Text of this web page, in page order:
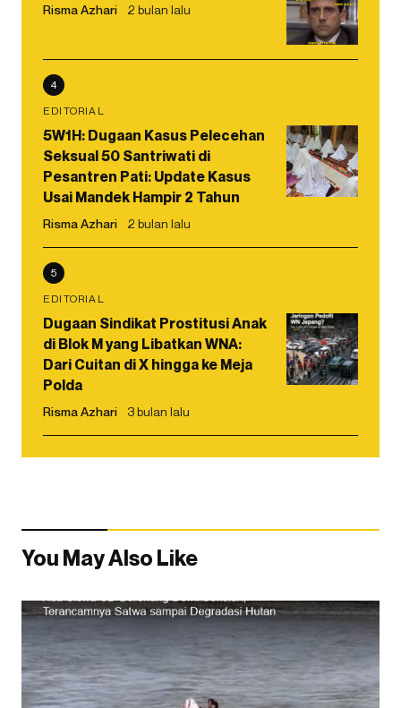
Risma Azhari 2 bulan lalu
4
EDITORIAL
5W1H: Dugaan Kasus Pelecehan
Seksual 50 Santriwati di
Pesantren Pati: Update Kasus
Usai Mandek Hampir 2 Tahun
Risma Azhari 2 bulan lalu
5
EDITORIAL
Dugaan Sindikat Prostitusi Anak
di Blok M yang Libatkan WNA:
Dari Cuitan di X hingga ke Meja
Polda
Risma Azhari 3 bulan lalu
You May Also Like